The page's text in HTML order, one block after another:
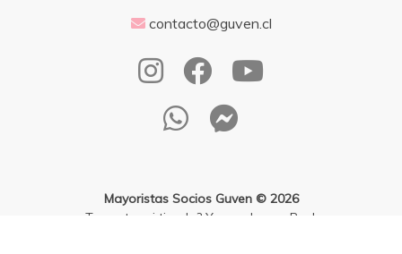
contacto@guven.cl
Mayoristas Socios Guven © 2026
¿Te gusta mi tienda? Yo vendo con Bsale